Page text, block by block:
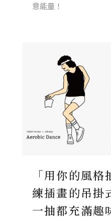
意能量！
「用你的風
練插畫的吊掛
一抽都充滿趣